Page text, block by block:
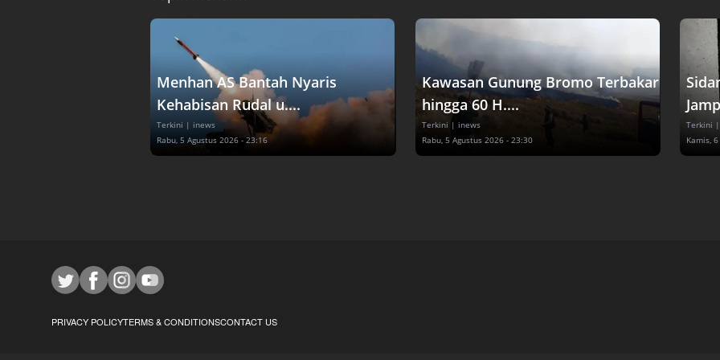
Menhan AS Bantah Nyaris
Kehabisan Rudal u....
Terkini | inews
Rabu, 5 Agustus 2026 - 23:16
Kawasan Gunung Bromo Terbakar
hingga 60 H....
Terkini | inews
Rabu, 5 Agustus 2026 - 23:30
Terkini
Kamis,
PRIVACY POLICYTERMS & CONDITIONSCONTACT US